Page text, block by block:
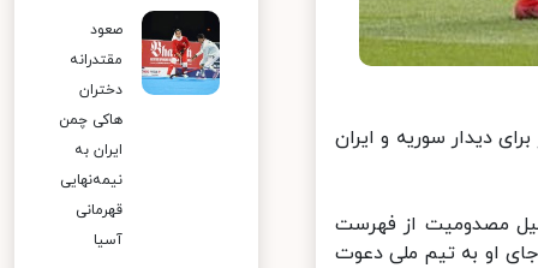
دیدار سوریه و ایران
مصدومیت از فهرست
او به تیم ملی دعوت
صعود
مقتدرانه
دختران
هاکی چمن
ایران به
نیمه‌نهایی
قهرمانی
آسیا